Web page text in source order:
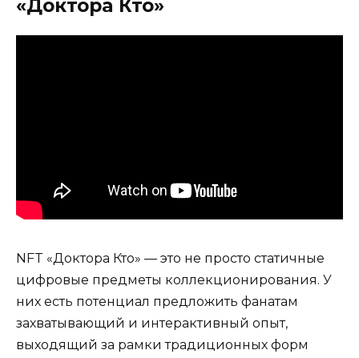
«Доктора Кто»
NFT «Доктора Кто» — это не просто статичные
цифровые предметы коллекционирования. У
них есть потенциал предложить фанатам
захватывающий и интерактивный опыт,
выходящий за рамки традиционных форм